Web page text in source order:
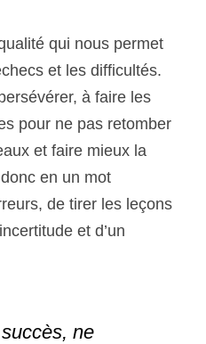
qui nous permet
et les difficultés.
à faire les
pour ne pas retomber
et faire mieux la
en un mot
de tirer les leçons
et d’un
ne